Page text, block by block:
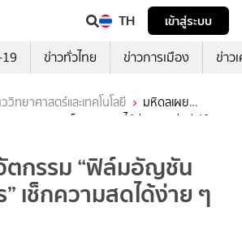
TH
เข้าสู่ระบบ
ข่าวทั่วไทย ข่าวการเมือง ข่าว
วิทยาศาสตร์และเทคโนโลยี
มหิดลเผย
อมอาหาร” เช็กความสดได้ง่าย ๆ แค่ดูสีฟิล์ม
ตกรรม “ฟิล์มอัญชัน
เช็กความสดได้ง่าย ๆ